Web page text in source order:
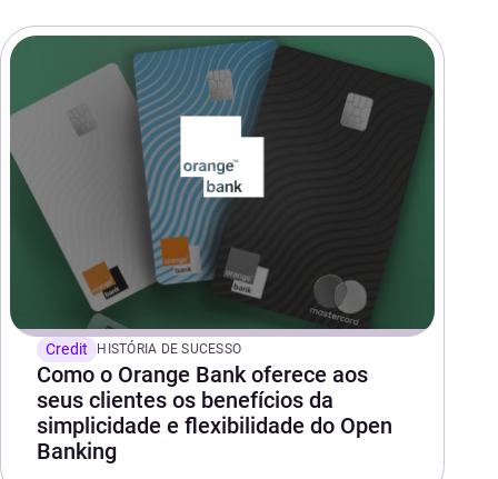
Credit HISTÓRIA DE SUCESSO
Como o Orange Bank oferece aos
seus clientes os benefícios da
simplicidade e flexibilidade do Open
Banking